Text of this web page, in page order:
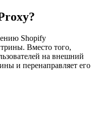
Shopify
Вместо того,
на внешний
и перенаправляет его